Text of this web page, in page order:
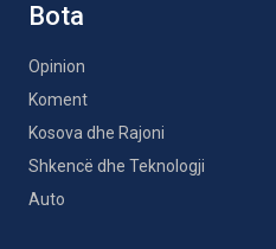
Bota
Opinion
Koment
Kosova dhe Rajoni
Shkencë dhe Teknologji
Auto